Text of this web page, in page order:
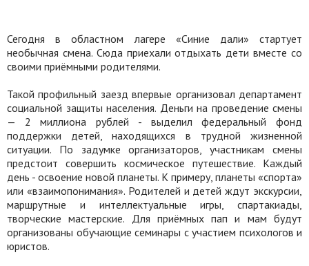
Сегодня в областном лагере «Синие дали» стартует
необычная смена. Сюда приехали отдыхать дети вместе со
своими приёмными родителями.
Такой профильный заезд впервые организовал департамент
социальной защиты населения. Деньги на проведение смены
— 2 миллиона рублей - выделил федеральный фонд
поддержки детей, находящихся в трудной жизненной
ситуации. По задумке организаторов, участникам смены
предстоит совершить космическое путешествие. Каждый
день - освоение новой планеты. К примеру, планеты «спорта»
или «взаимопонимания». Родителей и детей ждут экскурсии,
маршрутные и интеллектуальные игры, спартакиады,
творческие мастерские. Для приёмных пап и мам будут
организованы обучающие семинары с участием психологов и
юристов.